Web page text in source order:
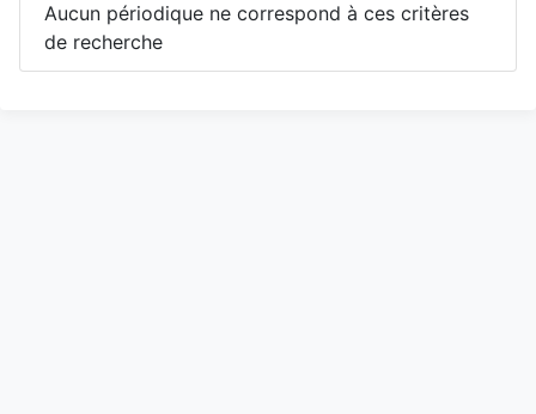
Aucun périodique ne correspond à ces critères
de recherche